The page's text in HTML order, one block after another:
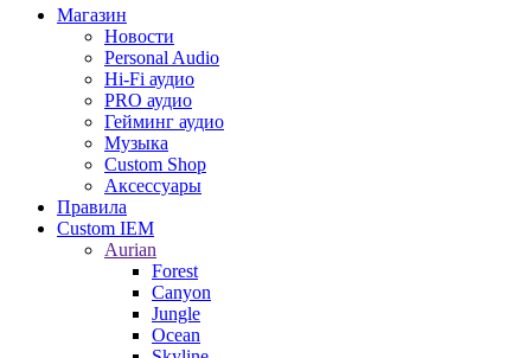
Магазин
Новости
Personal Audio
Hi-Fi аудио
PRO аудио
Гейминг аудио
Музыка
Custom Shop
Аксессуары
Правила
Custom IEM
Aurian
Forest
Canyon
Jungle
Ocean